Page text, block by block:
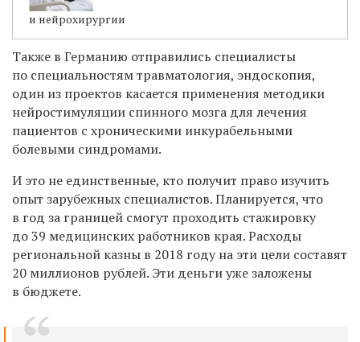
и нейрохирургии
Также в Германию отправились специалисты
по специальностям травматология, эндоскопия,
один из проектов касается применения методики
нейростимуляции спинного мозга для лечения
пациентов с хроническими инкурабельными
болевыми синдромами.
И это не единственные, кто получит право изучить
опыт зарубежных специалистов. Планируется, что
в год за границей смогут проходить стажировку
до 39 медицинских работников края. Расходы
региональной казны в 2018 году на эти цели составят
20 миллионов рублей. Эти деньги уже заложены
в бюджете.